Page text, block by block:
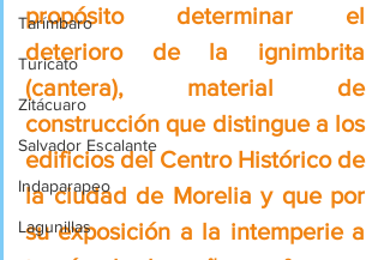
Tarímbaro
Turicato
Zitácuaro
Salvador Escalante
Indaparapeo
Lagunillas
propósito determinar el
deterioro de la ignimbrita
(cantera), material de
construcción que distingue a los
edificios del Centro Histórico de
la ciudad de Morelia y que por
su exposición a la intemperie a